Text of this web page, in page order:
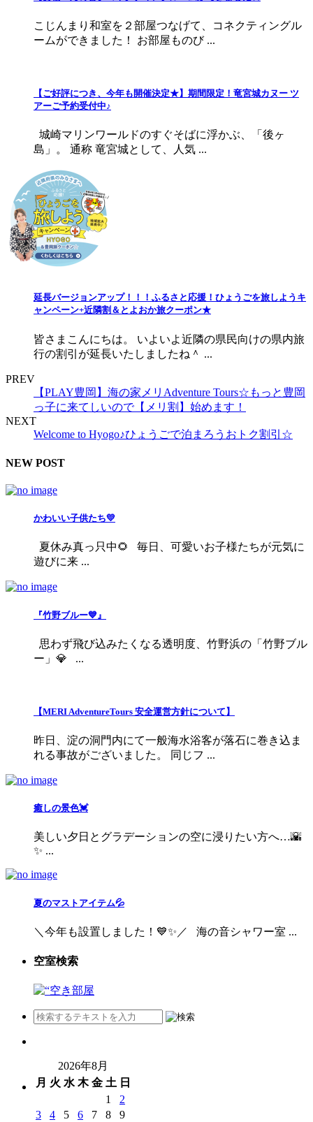
こじんまり和室を２部屋つなげて、コネクティングル
ームができました！ お部屋ものび ...
【ご好評につき、今年も開催決定★】期間限定！竜宮城カヌー ツ
アーご予約受付中♪
城崎マリンワールドのすぐそばに浮かぶ、「後ヶ
島」。 通称 竜宮城として、人気 ...
延長バージョンアップ！！！ふるさと応援！ひょうごを旅しようキ
ャンペーン+近隣割＆とよおか旅クーポン★
皆さまこんにちは。 いよいよ近隣の県民向けの県内旅
行の割引が延長いたしましたね＾ ...
PREV
【PLAY豊岡】海の家メリAdventure Tours☆もっと豊岡
っ子に来てしいので【メリ割】始めます！
NEXT
Welcome to Hyogo♪ひょうごで泊まろうおトク割引☆
NEW POST
かわいい子供たち💛
夏休み真っ只中🌻 毎日、可愛いお子様たちが元気に
遊びに来 ...
『竹野ブルー💙』
思わず飛び込みたくなる透明度、竹野浜の「竹野ブル
ー」💎 ...
【MERI AdventureTours 安全運営方針について】
昨日、淀の洞門内にて一般海水浴客が落石に巻き込ま
れる事故がございました。 同じフ ...
癒しの景色💓
美しい夕日とグラデーションの空に浸りたい方へ…🌇
✨ ...
夏のマストアイテム💦
＼今年も設置しました！💙✨／ 海の音シャワー室 ...
空室検索
2026年8月
月 火 水 木 金 土 日
1
2
3
4 5 6 7 8
9